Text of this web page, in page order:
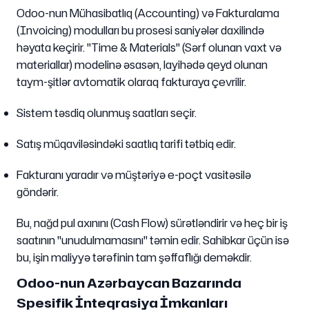
Odoo-nun Mühasibatlıq (Accounting) və Fakturalama
(Invoicing) modulları bu prosesi saniyələr daxilində
həyata keçirir. "Time & Materials" (Sərf olunan vaxt və
materiallar) modelinə əsasən, layihədə qeyd olunan
taym-şitlər avtomatik olaraq fakturaya çevrilir.
Sistem təsdiq olunmuş saatları seçir.
Satış müqaviləsindəki saatlıq tarifi tətbiq edir.
Fakturanı yaradır və müştəriyə e-poçt vasitəsilə
göndərir.
Bu, nağd pul axınını (Cash Flow) sürətləndirir və heç bir iş
saatının "unudulmamasını" təmin edir. Sahibkar üçün isə
bu, işin maliyyə tərəfinin tam şəffaflığı deməkdir.
Odoo-nun Azərbaycan Bazarında
Spesifik İnteqrasiya İmkanları